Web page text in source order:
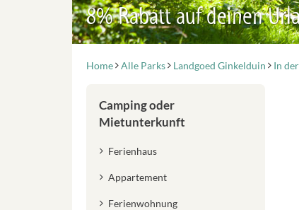
8% Rabatt auf deinen
Home Alle Parks Landgoed Ginkelduin In
Camping oder
Mietunterkunft
Ferienhaus
Appartement
Ferienwohnung